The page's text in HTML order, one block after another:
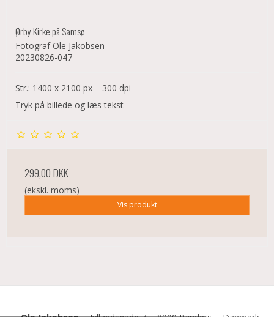
Ørby Kirke på Samsø
Fotograf Ole Jakobsen
20230826-047
Str.: 1400 x 2100 px – 300 dpi
Tryk på billede og læs tekst
299,00 DKK
(ekskl. moms)
Vis produkt